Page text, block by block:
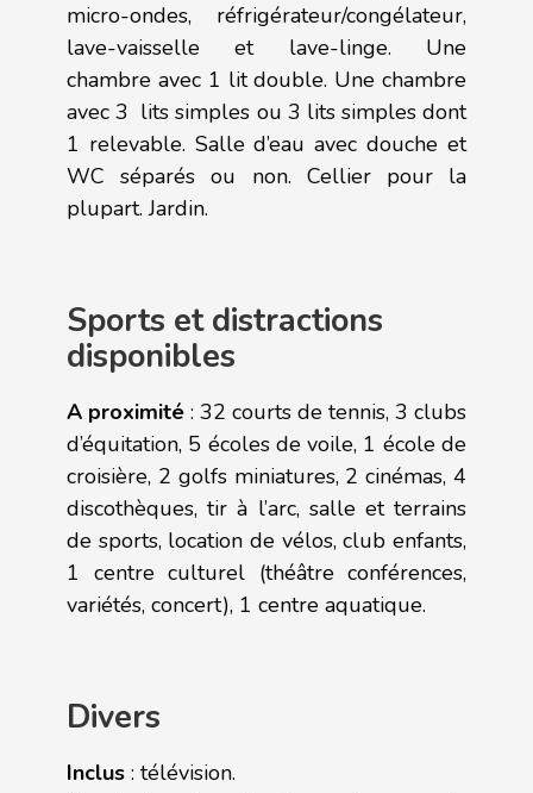
micro-ondes, réfrigérateur/congélateur,
lave-vaisselle et lave-linge. Une
chambre avec 1 lit double. Une chambre
avec 3 lits simples ou 3 lits simples dont
1 relevable. Salle d’eau avec douche et
WC séparés ou non. Cellier pour la
plupart. Jardin.
Sports et distractions
disponibles
A proximité : 32 courts de tennis, 3 clubs
d’équitation, 5 écoles de voile, 1 école de
croisière, 2 golfs miniatures, 2 cinémas, 4
discothèques, tir à l’arc, salle et terrains
de sports, location de vélos, club enfants,
1 centre culturel (théâtre conférences,
variétés, concert), 1 centre aquatique.
Divers
Inclus : télévision.